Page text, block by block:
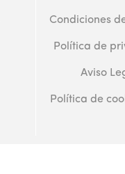
Condiciones
Política de
Aviso
Política de